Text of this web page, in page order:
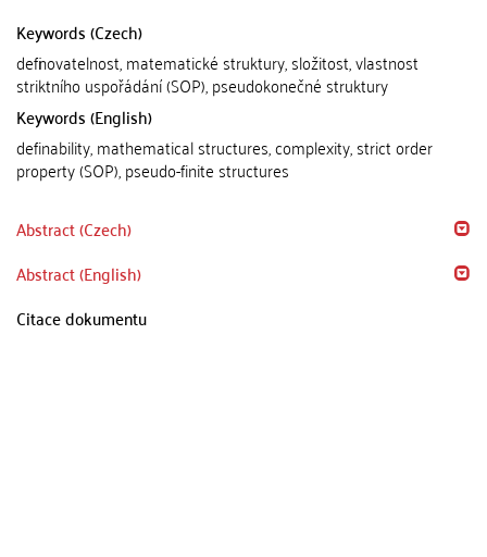
Keywords (Czech)
deﬁnovatelnost, matematické struktury, složitost, vlastnost
striktního uspořádání (SOP), pseudokonečné struktury
Keywords (English)
definability, mathematical structures, complexity, strict order
property (SOP), pseudo-finite structures
Abstract (Czech)
Abstract (English)
Citace dokumentu